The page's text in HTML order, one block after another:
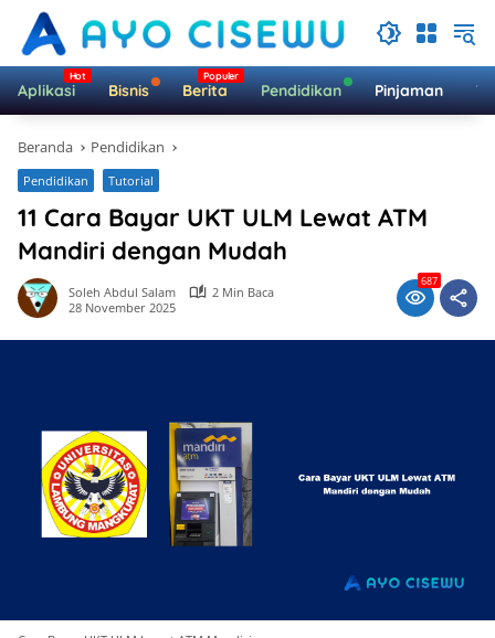
Langsung
konten
Aplikasi Bisnis Berita Pendidikan Pinjaman
Beranda Pendidikan
Pendidikan Tutorial
11 Cara Bayar UKT ULM Lewat ATM
Mandiri dengan Mudah
Soleh Abdul Salam
2 Min Baca
28 November 2025
687